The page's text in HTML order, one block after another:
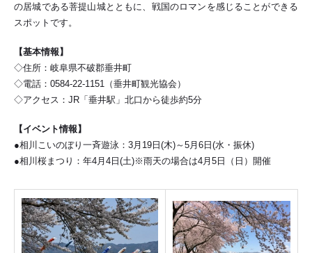
の居城である菩提山城とともに、戦国のロマンを感じることができる
スポットです。
【基本情報】
◇住所：岐阜県不破郡垂井町
◇電話：0584-22-1151（垂井町観光協会）
◇アクセス：JR「垂井駅」北口から徒歩約5分
【イベント情報】
●相川こいのぼり一斉遊泳：3月19日(木)～5月6日(水・振休)
●相川桜まつり：年4月4日(土)※雨天の場合は4月5日（日）開催